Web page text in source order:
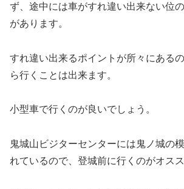
ず、途中には車がすれ違い出来ない位
があります。
すれ違い出来るポイントが所々にある
ら行くことは出来ます。
小型車で行くのが良いでしょう。
鬼城山ビジターセンターには鬼ノ城の
れているので、登城前に行くのがオスス